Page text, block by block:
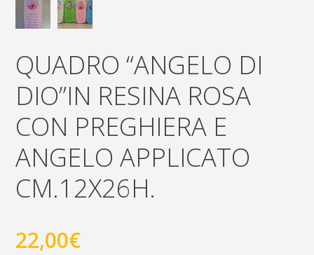
QUADRO “ANGELO DI
DIO”IN RESINA ROSA
CON PREGHIERA E
ANGELO APPLICATO
CM.12X26H.
22,00€